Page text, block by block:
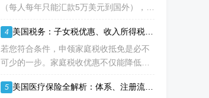
（每人每年只能汇款5万美元到国外），可
的， 包括买房、买车、做生意、孩子教育
等在内都是不小的开销。 而且随着近年来
国
4
若您符合条件，申领家庭税收抵免是必不
可少的一步。家庭税收优惠不仅能降低您
而，您有资格享受的税收抵免项目可能每
5